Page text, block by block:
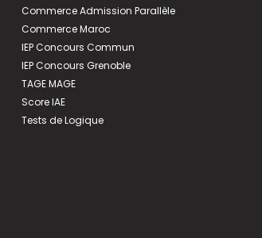
Commerce Admission Parallèle
Commerce Maroc
IEP Concours Commun
IEP Concours Grenoble
TAGE MAGE
Score IAE
Tests de Logique